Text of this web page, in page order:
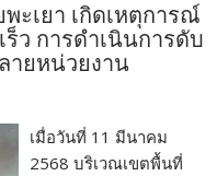
ะเยา เกิดเหตุการณ์
ว การดำเนินการดับ
ายหน่วยงาน
เมื่อวันที่ 11 มีนาคม
2568 บริเวณเขตพื้นที่